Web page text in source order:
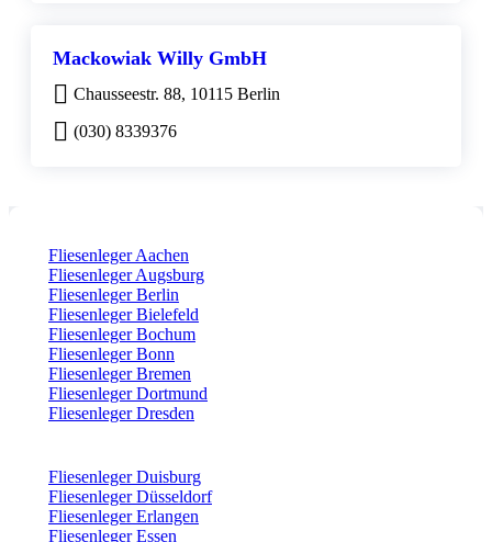
Mackowiak Willy GmbH
Chausseestr. 88, 10115 Berlin
(030) 8339376
Fliesenleger Aachen
Fliesenleger Augsburg
Fliesenleger Berlin
Fliesenleger Bielefeld
Fliesenleger Bochum
Fliesenleger Bonn
Fliesenleger Bremen
Fliesenleger Dortmund
Fliesenleger Dresden
Fliesenleger Duisburg
Fliesenleger Düsseldorf
Fliesenleger Erlangen
Fliesenleger Essen